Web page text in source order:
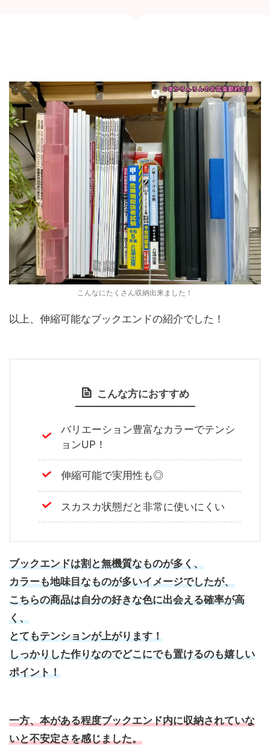
こんなにたくさん収納出来ました！
以上、伸縮可能なブックエンドの紹介でした！
こんな方におすすめ
バリエーション豊富なカラーでテンシ
ョンUP！
伸縮可能で実用性も◎
スカスカ状態だと非常に使いにくい
ブックエンドは割と無機質なものが多く、
カラーも地味目なものが多いイメージでしたが、
こちらの商品は自分の好きな色に出会える確率が高
く、
とてもテンションが上がります！
しっかりした作りなのでどこにでも置けるのも嬉しい
ポイント！
一方、本がある程度ブックエンド内に収納されていな
いと不安定さを感じました。